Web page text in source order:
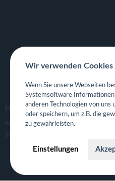
FOLGE UNS
Facebook
Instagram
Wir verwenden Cookies
Wenn Sie unsere Webseiten
Systemsoftware
anderen Technologien von
oder speichern, um z.B. die
zu gewährleisten.
Einstellungen